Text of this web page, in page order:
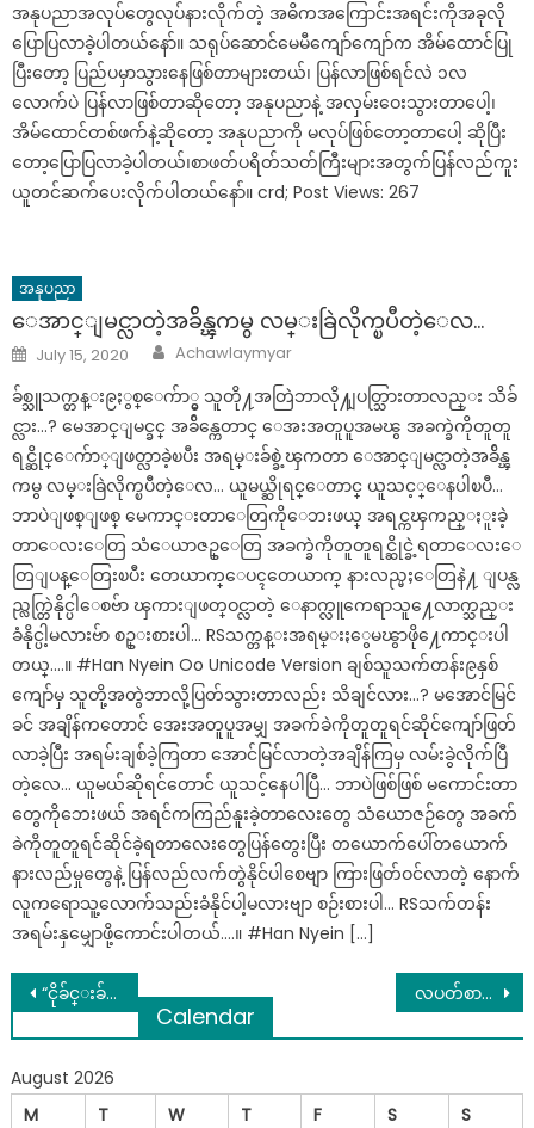
အနုပညာအလုပ်တွေလုပ်နားလိုက်တဲ့ အဓိကအကြောင်းအရင်းကိုအခုလို
ပြောပြလာခဲ့ပါတယ်နော်။ သရုပ်ဆောင်မေမီကျော်ကျော်က အိမ်ထောင်ပြု
ပြီးတော့ ပြည်ပမှာသွားနေဖြစ်တာများတယ်၊ ပြန်လာဖြစ်ရင်လဲ ၁လ
လောက်ပဲ ပြန်လာဖြစ်တာဆိုတော့ အနုပညာနဲ့ အလှမ်းဝေးသွားတာပေါ့၊
အိမ်ထောင်တစ်ဖက်နဲ့ဆိုတော့ အနုပညာကို မလုပ်ဖြစ်တော့တာပေါ့ ဆိုပြီး
တော့ပြောပြလာခဲ့ပါတယ်၊စာဖတ်ပရိတ်သတ်ကြီးများအတွက်ပြန်လည်ကူး
ယူတင်ဆက်ပေးလိုက်ပါတယ်နော်။ crd; Post Views: 267
အနုပညာ
ေအာင္ျမင္လာတဲ့အခ်ိန္ၾကမွ လမ္းခြဲလိုက္ၿပီတဲ့ေလ…
Posted
on
July 15, 2020 Author
Achawlaymyar
ခ်စ္သူသက္တန္း၉ႏွစ္ေက်ာ္မွ သူတို႔အတြဲဘာလို႔ျပတ္သြားတာလည္း သိခ်
င္လား…? မေအာင္ျမင္ခင္ အခ်ိန္ကေတာင္ ေအးအတူပူအမၽွ အခက္ခဲကိုတူတူ
ရင္ဆိုင္ေက်ာ္ျဖတ္လာခဲ့ၿပီး အရမ္းခ်စ္ခဲ့ၾကတာ ေအာင္ျမင္လာတဲ့အခ်ိန္ၾ
ကမွ လမ္းခြဲလိုက္ၿပီတဲ့ေလ… ယူမယ္ဆိုရင္ေတာင္ ယူသင့္ေနပါၿပီ…
ဘာပဲျဖစ္ျဖစ္ မေကာင္းတာေတြကိုေဘးဖယ္ အရင္ကၾကည္ႏူးခဲ့
တာေလးေတြ သံေယာဇဥ္ေတြ အခက္ခဲကိုတူတူရင္ဆိုင္ခဲ့ရတာေလးေ
တြျပန္ေတြးၿပီး တေယာက္ေပၚတေယာက္ နားလည္မႈေတြနဲ႔ ျပန္လ
ည္လက္တြဲနိုင္ပါေစဗ်ာ ၾကားျဖတ္ဝင္လာတဲ့ ေနာက္လူကေရာသူ႔ေလာက္သည္း
ခံနိုင္ပါ့မလားဗ်ာ စဥ္းစားပါ… RSသက္တန္းအရမ္းႏွေမၽွာဖို႔ေကာင္းပါ
တယ္….။ #Han Nyein Oo Unicode Version ချစ်သူသက်တန်း၉နှစ်
ကျော်မှ သူတို့အတွဲဘာလို့ပြတ်သွားတာလည်း သိချင်လား…? မအောင်မြင်
ခင် အချိန်ကတောင် အေးအတူပူအမျှ အခက်ခဲကိုတူတူရင်ဆိုင်ကျော်ဖြတ်
လာခဲ့ပြီး အရမ်းချစ်ခဲ့ကြတာ အောင်မြင်လာတဲ့အချိန်ကြမှ လမ်းခွဲလိုက်ပြီ
တဲ့လေ… ယူမယ်ဆိုရင်တောင် ယူသင့်နေပါပြီ… ဘာပဲဖြစ်ဖြစ် မကောင်းတာ
တွေကိုဘေးဖယ် အရင်ကကြည်နူးခဲ့တာလေးတွေ သံယောဇဉ်တွေ အခက်
ခဲကိုတူတူရင်ဆိုင်ခဲ့ရတာလေးတွေပြန်တွေးပြီး တယောက်ပေါ်တယောက်
နားလည်မှုတွေနဲ့ ပြန်လည်လက်တွဲနိုင်ပါစေဗျာ ကြားဖြတ်ဝင်လာတဲ့ နောက်
လူကရောသူ့လောက်သည်းခံနိုင်ပါ့မလားဗျာ စဉ်းစားပါ… RSသက်တန်း
အရမ်းနှမျှောဖို့ကောင်းပါတယ်….။ #Han Nyein […]
Post
navigation
“ငိုခ်င္းခ်ပြဲႀကီး” လပတ်စာမေးပွဲတွင် သမီးဖြစ်သူမှာ (၁)ဘာသာကျသဖြင့် မိခင်က ဆူပူသဖြင့် စာကျက်နေစဉ် စိတ္ဆိုးကာ See more
Calendar
August 2026
M
T W T F S
S